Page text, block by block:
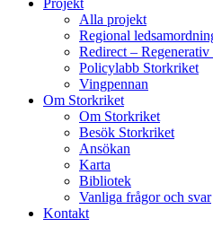
Projekt
Alla projekt
Regional
Redirect – Regenerativ
Policylabb Storkriket
Vingpennan
Om Storkriket
Om Storkriket
Besök Storkriket
Ansökan
Karta
Bibliotek
Vanliga frågor och svar
Kontakt